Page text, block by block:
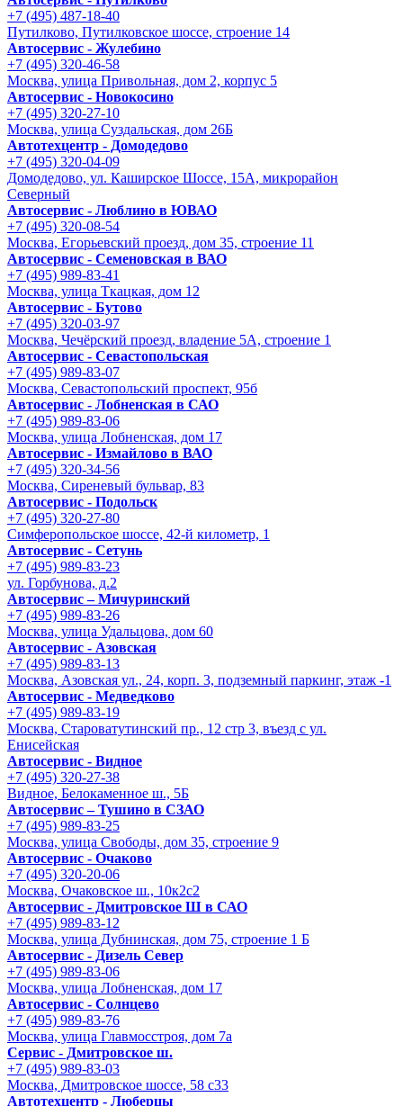
+7 (495) 487-18-40
Путилково, Путилковское шоссе, строение 14
Автосервис - Жулебино
+7 (495) 320-46-58
Москва, улица Привольная, дом 2, корпус 5
Автосервис - Новокосино
+7 (495) 320-27-10
Москва, улица Суздальская, дом 26Б
Автотехцентр - Домодедово
+7 (495) 320-04-09
Домодедово, ул. Каширское Шоссе, 15А, микрорайон
Северный
Автосервис - Люблино в ЮВАО
+7 (495) 320-08-54
Москва, Егорьевский проезд, дом 35, строение 11
Автосервис - Семеновская в ВАО
+7 (495) 989-83-41
Москва, улица Ткацкая, дом 12
Автосервис - Бутово
+7 (495) 320-03-97
Москва, Чечёрский проезд, владение 5А, строение 1
Автосервис - Cевастопольская
+7 (495) 989-83-07
Москва, Севастопольский проспект, 95б
Автосервис - Лобненская в САО
+7 (495) 989-83-06
Москва, улица Лобненская, дом 17
Автосервис - Измайлово в ВАО
+7 (495) 320-34-56
Москва, Сиреневый бульвар, 83
Автосервис - Подольск
+7 (495) 320-27-80
Симферопольское шоссе, 42-й километр, 1
Автосервис - Сетунь
+7 (495) 989-83-23
ул. Горбунова, д.2
Автосервис – Мичуринский
+7 (495) 989-83-26
Москва, улица Удальцова, дом 60
Автосервис - Азовская
+7 (495) 989-83-13
Москва, Азовская ул., 24, корп. 3, подземный паркинг, этаж -1
Автосервис - Медведково
+7 (495) 989-83-19
Москва, Староватутинский пр., 12 стр 3, въезд с ул.
Енисейская
Автосервис - Видное
+7 (495) 320-27-38
Видное, Белокаменное ш., 5Б
Автосервис – Тушино в СЗАО
+7 (495) 989-83-25
Москва, улица Свободы, дом 35, строение 9
Автосервис - Очаково
+7 (495) 320-20-06
Москва, Очаковское ш., 10к2с2
Автосервис - Дмитровское Ш в САО
+7 (495) 989-83-12
Москва, улица Дубнинская, дом 75, строение 1 Б
Автосервис - Дизель Север
+7 (495) 989-83-06
Москва, улица Лобненская, дом 17
Автосервис - Солнцево
+7 (495) 989-83-76
Москва, улица Главмосстроя, дом 7а
Сервис - Дмитровское ш.
+7 (495) 989-83-03
Москва, Дмитровское шоссе, 58 с33
Автотехцентр - Люберцы